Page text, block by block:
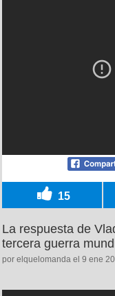
15
La respuesta de
tercera guerra
por elquelomanda el 9 ene